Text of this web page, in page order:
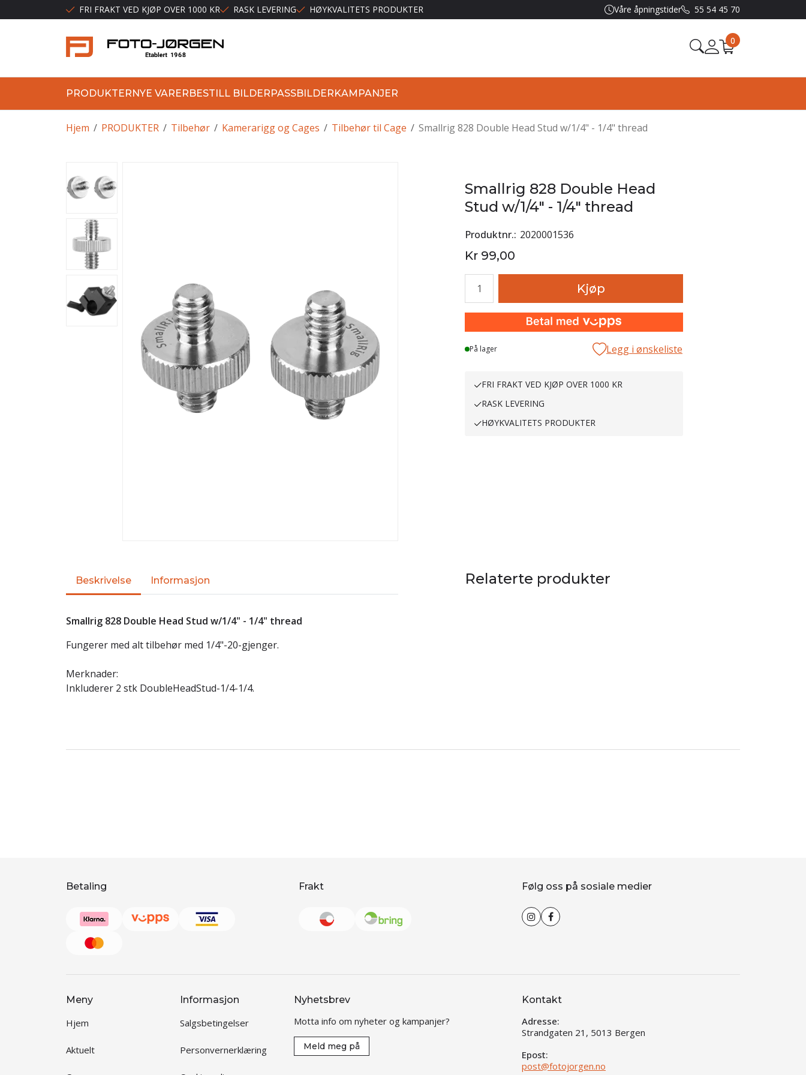
FRI FRAKT VED KJØP OVER 1000 KR RASK LEVERING HØYKVALITETS PRODUKTER Våre åpningstider 55 54 45 70
0
PRODUKTERNYE VARERBESTILL BILDERPASSBILDERKAMPANJER
/
Hjem /
PRODUKTER /
Tilbehør /
Kamerarigg og Cages /
Tilbehør til Cage Smallrig 828 Double Head Stud w/1/4" - 1/4" thread
Smallrig 828 Double Head
Stud w/1/4" - 1/4" thread
Produktnr. 2020001536
Kr 99,00
Kjøp
På lager Legg i ønskeliste
FRI FRAKT VED KJØP OVER 1000 KR
RASK LEVERING
HØYKVALITETS PRODUKTER
Beskrivelse Informasjon
Smallrig 828 Double Head Stud w/1/4" - 1/4" thread
Fungerer med alt tilbehør med 1/4"-20-gjenger.
Merknader:
Inkluderer 2 stk DoubleHeadStud-1/4-1/4.
Relaterte produkter
Betaling Frakt Følg oss på sosiale medier
Meny
Hjem
Aktuelt
Informasjon
Salgsbetingelser
Personvernerklæring
Nyhetsbrev
Motta info om nyheter og kampanjer?
Meld meg på
Kontakt
Adresse:
Strandgaten 21, 5013 Bergen
Epost:
post@fotojorgen.no